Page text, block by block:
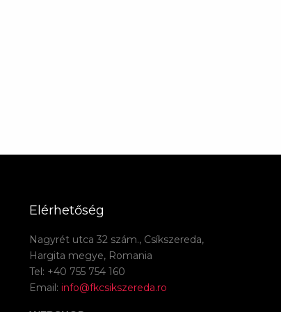
Elérhetőség
Nagyrét utca 32 szám., Csíkszereda,
Hargita megye, Romania
Tel: +40 755 754 160
Email: info@fkcsikszereda.ro